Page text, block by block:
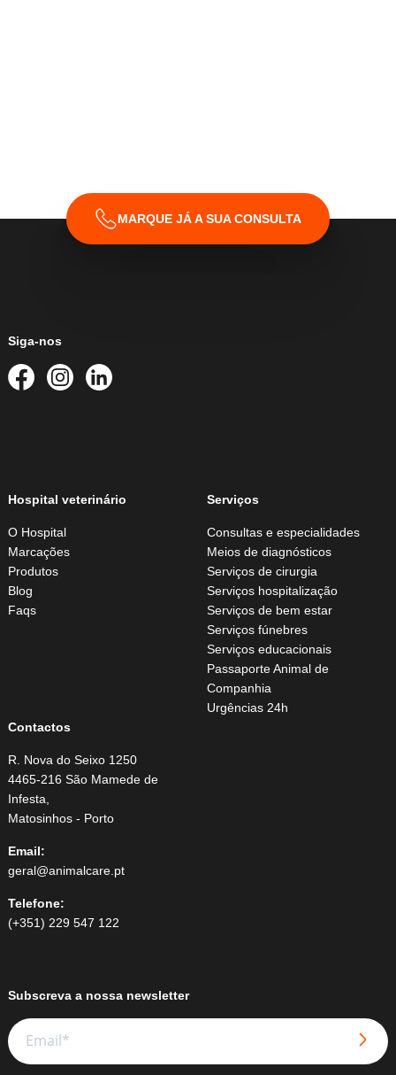
MARQUE JÁ A SUA CONSULTA
Siga-nos
Hospital veterinário
O Hospital
Marcações
Produtos
Blog
Faqs
Serviços
Consultas e especialidades
Meios de diagnósticos
Serviços de cirurgia
Serviços hospitalização
Serviços de bem estar
Serviços fúnebres
Serviços educacionais
Passaporte Animal de
Companhia
Urgências 24h
Contactos
R. Nova do Seixo 1250
4465-216 São Mamede de
Infesta,
Matosinhos - Porto
Email:
geral@animalcare.pt
Telefone:
(+351) 229 547 122
Subscreva a nossa newsletter